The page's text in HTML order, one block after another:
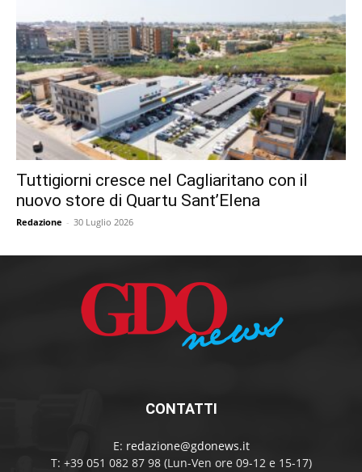
Tuttigiorni cresce nel Cagliaritano con il
nuovo store di Quartu Sant’Elena
Redazione - 30 Luglio 2026
CONTATTI
E: redazione@gdonews.it
T: +39 051 082 87 98 (Lun-Ven ore 09-12 e 15-17)